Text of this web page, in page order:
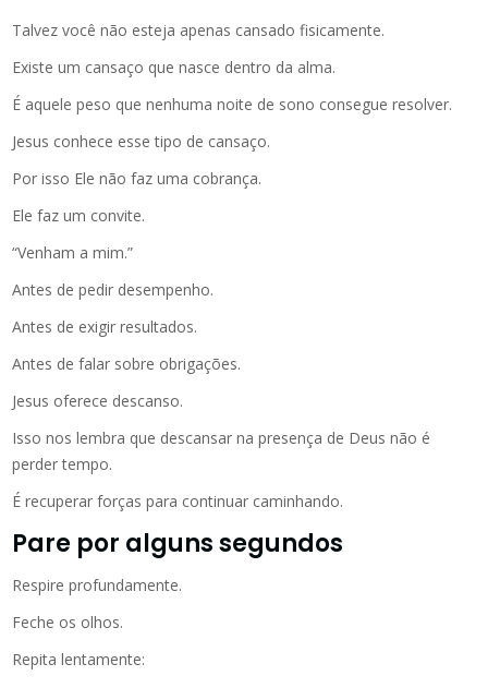
Talvez você não esteja apenas cansado fisicamente.
Existe um cansaço que nasce dentro da alma.
É aquele peso que nenhuma noite de sono consegue resolver.
Jesus conhece esse tipo de cansaço.
Por isso Ele não faz uma cobrança.
Ele faz um convite.
“Venham a mim.”
Antes de pedir desempenho.
Antes de exigir resultados.
Antes de falar sobre obrigações.
Jesus oferece descanso.
Isso nos lembra que descansar na presença de Deus não é
perder tempo.
É recuperar forças para continuar caminhando.
Pare por alguns segundos
Respire profundamente.
Feche os olhos.
Repita lentamente: